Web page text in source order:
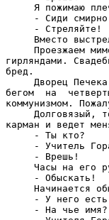
Я пожимаю
- Сиди
     - Стреляйте!
Вместо
Проезжаем
гирляндами.
бред.
Дворец
бегом  на
коммунизмом.
Долговязый,
карман и ведет
     - Ты кто?
- Учитель
     - Врешь!
Часы на его
     - Обыскать!
Начинается
- У него
     - На чье имя?